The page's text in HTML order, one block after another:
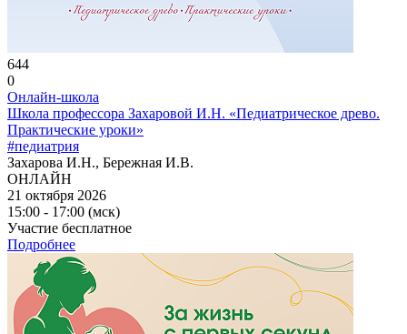
644
0
Онлайн-школа
Школа профессора Захаровой И.Н. «Педиатрическое древо.
Практические уроки»
#педиатрия
Захарова И.Н., Бережная И.В.
ОНЛАЙН
21 октября 2026
15:00 - 17:00 (мск)
Участие бесплатное
Подробнее